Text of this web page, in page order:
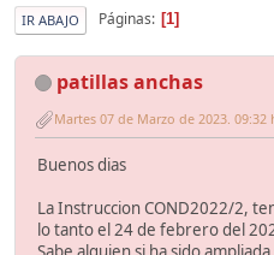
IR ABAJO Páginas 1
patillas anchas
Martes 07 de Marzo de 2023. 09:32
Buenos dias
La Instruccion COND2022/2,
lo tanto el 24 de febrero del